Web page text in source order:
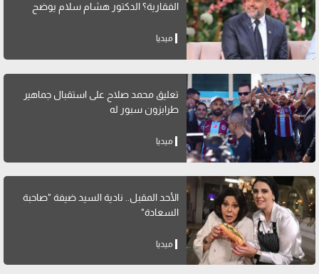
الفقارية؟ الدكتور هشام سلام يوضح
ميديا
تعليق محمد صلاح على استقبال جماهير
طرابزون سبور له
ميديا
الأحد المقبل.. نادية السيد ضيفة "صاحبة
السعادة"
ميديا